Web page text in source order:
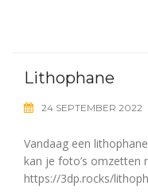
Lithophane
24 SEPTEMBER 2022
Vandaag een
kan je foto’s omzetten
https://3dp.rocks/